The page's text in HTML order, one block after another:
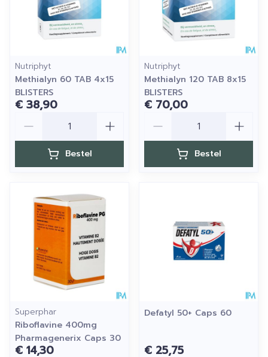
Nutriphyt
Methialyn 60 TAB 4x15
BLISTERS
€ 38,90
Bestel
Nutriphyt
Methialyn 120 TAB 8x15
BLISTERS
€ 70,00
Bestel
Superphar
Riboflavine 400mg
Pharmagenerix Caps 30
€ 14,30
Defatyl 50+ Caps 60
€ 25,75